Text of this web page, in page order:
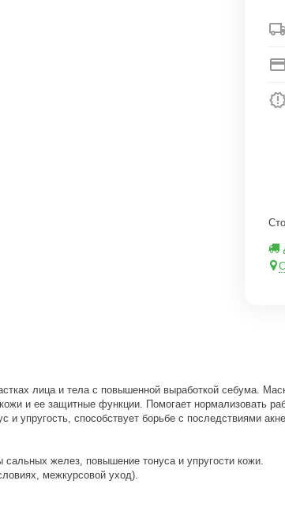
лица и тела с повышенной выработкой себума.
и ее защитные функции. Помогает нормализовать
упругость, способствует борьбе с последствиями
желез, повышение тонуса и упругости кожи.
межкурсовой уход).